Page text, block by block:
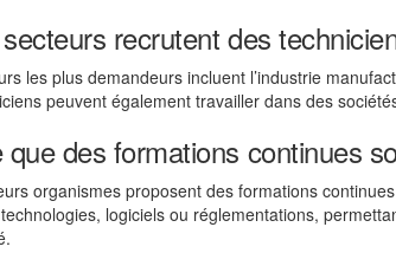
recrutent des
les plus demandeurs incluent l’industrie
peuvent également travailler dans des
que des formations continues
organismes proposent des formations
logiciels ou réglementations,